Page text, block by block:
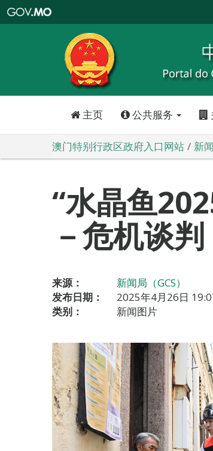
特
政
区
政
口
主页 公共服务
澳门特别行政区政府入口网站 新闻
“水晶鱼
－危机谈判
来源：
新闻局（GCS）
发布日期：
2025年4月26日
类别：
新闻图片